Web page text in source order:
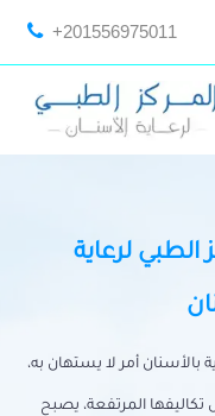
+201556975011
الطبي لرعاية
بالأسنان أمر لا يستهان به،
المرتفعة، يصبح